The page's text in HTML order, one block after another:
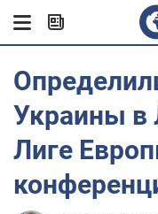
Украины в
Лиге